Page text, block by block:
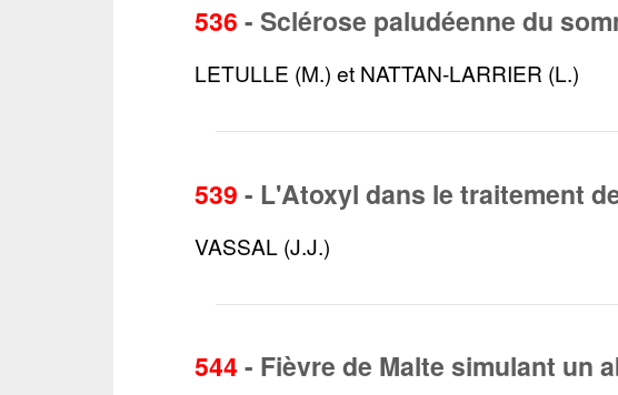
536 - Sclérose paludéenne du
LETULLE (M.) et NATTAN-LARRIER (L.)
539 - L'Atoxyl dans le traitement
VASSAL (J.J.)
544 - Fièvre de Malte simulant un